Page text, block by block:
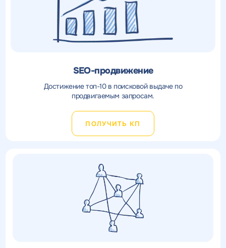
SEO-продвижение
Достижение топ-10 в поисковой выдаче по
продвигаемым запросам.
ПОЛУЧИТЬ КП